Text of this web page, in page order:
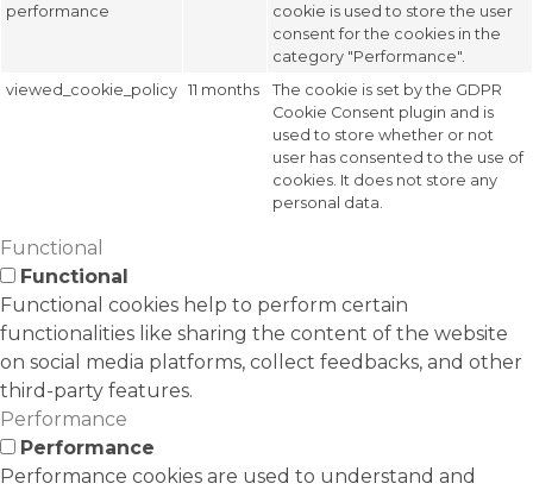
performance
cookie is used to store the user
consent for the cookies in the
category "Performance".
viewed_cookie_policy 11 months
The cookie is set by the GDPR
Cookie Consent plugin and is
used to store whether or not
user has consented to the use of
cookies. It does not store any
personal data.
Functional
Functional
Functional cookies help to perform certain
functionalities like sharing the content of the website
on social media platforms, collect feedbacks, and other
third-party features.
Performance
Performance
Performance cookies are used to understand and